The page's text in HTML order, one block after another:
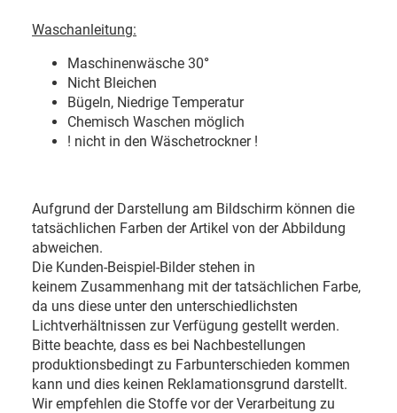
Waschanleitung:
Maschinenwäsche 30°
Nicht Bleichen
Bügeln, Niedrige Temperatur
Chemisch Waschen möglich
! nicht in den Wäschetrockner !
Aufgrund der Darstellung am Bildschirm können die
tatsächlichen Farben der Artikel von der Abbildung
abweichen.
Die Kunden-Beispiel-Bilder stehen in
keinem Zusammenhang mit der tatsächlichen Farbe,
da uns diese unter den unterschiedlichsten
Lichtverhältnissen zur Verfügung gestellt werden.
Bitte beachte, dass es bei Nachbestellungen
produktionsbedingt zu Farbunterschieden kommen
kann und dies keinen Reklamationsgrund darstellt.
Wir empfehlen die Stoffe vor der Verarbeitung zu